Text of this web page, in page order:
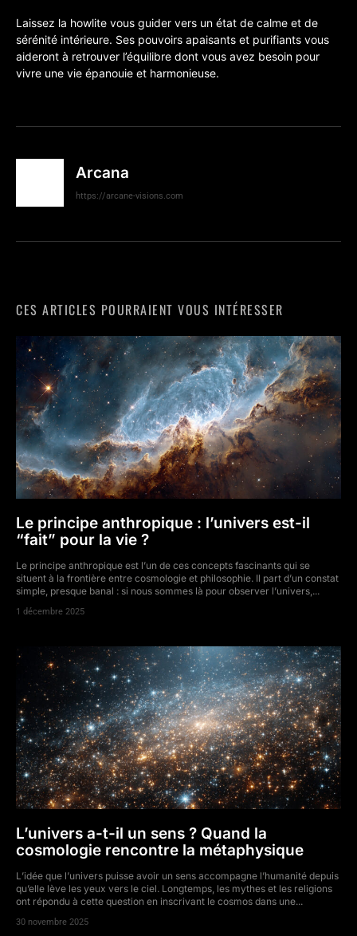
Laissez la howlite vous guider vers un état de calme et de
sérénité intérieure. Ses pouvoirs apaisants et purifiants vous
aideront à retrouver l’équilibre dont vous avez besoin pour
vivre une vie épanouie et harmonieuse.
Arcana
https://arcane-visions.com
CES ARTICLES POURRAIENT VOUS INTÉRESSER
Le principe anthropique : l’univers est-il
“fait” pour la vie ?
Le principe anthropique est l’un de ces concepts fascinants qui se
situent à la frontière entre cosmologie et philosophie. Il part d’un constat
simple, presque banal : si nous sommes là pour observer l’univers,...
1 décembre 2025
L’univers a-t-il un sens ? Quand la
cosmologie rencontre la métaphysique
L’idée que l’univers puisse avoir un sens accompagne l’humanité depuis
qu’elle lève les yeux vers le ciel. Longtemps, les mythes et les religions
ont répondu à cette question en inscrivant le cosmos dans une...
30 novembre 2025